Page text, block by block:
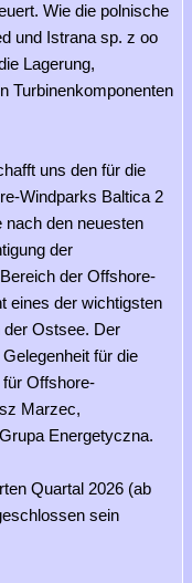
Wie die polnische
und Istrana sp. z oo
Lagerung,
Turbinenkomponenten
uns den für die
Windparks Baltica 2
nach den neuesten
der
der Offshore-
eines der wichtigsten
der Ostsee. Der
für die
Offshore-
Marzec,
Energetyczna.
Quartal 2026 (ab
sein